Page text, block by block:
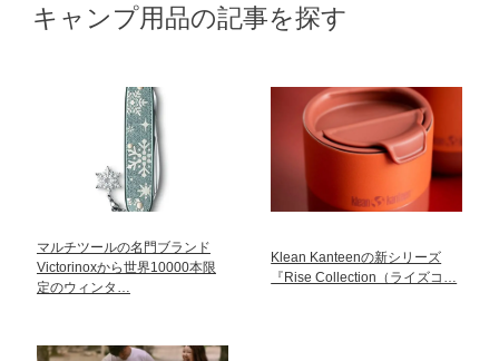
キャンプ用品の記事を探す
マルチツールの名門ブランド
Victorinoxから世界10000本限
定のウィンタ…
Klean Kanteenの新シリーズ
『Rise Collection（ライズコ…